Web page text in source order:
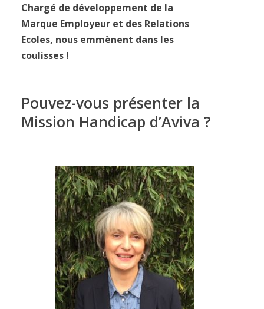
Chargé de développement de la
Marque Employeur et des Relations
Ecoles, nous emmènent dans les
coulisses !
Pouvez-vous présenter la
Mission Handicap d’Aviva ?